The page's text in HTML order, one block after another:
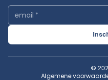
email *
©
Algemene